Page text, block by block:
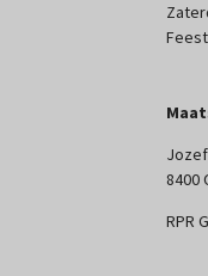
8400
RPR